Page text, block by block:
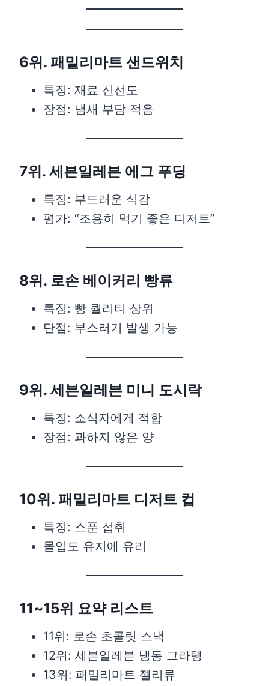
6위. 패밀리마트 샌드위치
특징: 재료 신선도
장점: 냄새 부담 적음
7위. 세븐일레븐 에그 푸딩
특징: 부드러운 식감
평가: “조용히 먹기 좋은 디저트”
8위. 로손 베이커리 빵류
특징: 빵 퀄리티 상위
단점: 부스러기 발생 가능
9위. 세븐일레븐 미니 도시락
특징: 소식자에게 적합
장점: 과하지 않은 양
10위. 패밀리마트 디저트 컵
특징: 스푼 섭취
몰입도 유지에 유리
11~15위 요약 리스트
11위: 로손 초콜릿 스낵
12위: 세븐일레븐 냉동 그라탱
13위: 패밀리마트 젤리류